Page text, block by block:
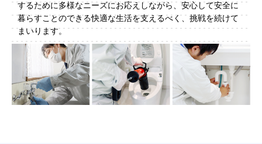
-
0
1
N
-
するために多様なニーズにお応えしながら、安心して安全に
暮らすことのできる快適な生活を支えるべく、挑戦を続けて
まいります。